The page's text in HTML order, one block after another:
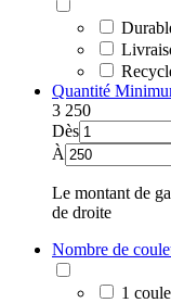
Quantité
3 250
Dès
À
Le montant de
de droite
Nombre de
1